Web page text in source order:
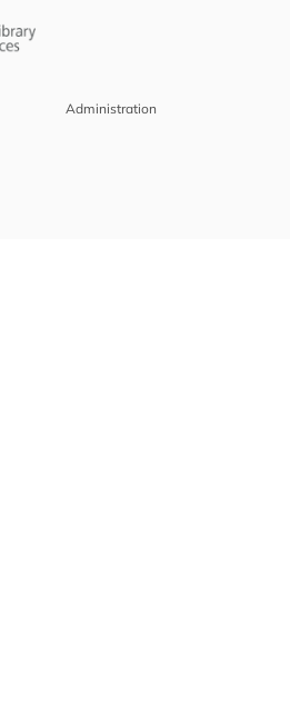
Administration